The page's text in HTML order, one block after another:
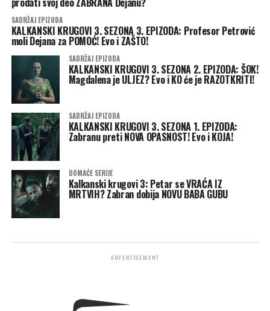
SADRŽAJ EPIZODA
KALKANSKI KRUGOVI 3. SEZONA 3. EPIZODA: Profesor Petrović
moli Dejana za POMOĆ! Evo i ZAŠTO!
SADRŽAJ EPIZODA
KALKANSKI KRUGOVI 3. SEZONA 2. EPIZODA: ŠOK!
Magdalena je ULJEZ? Evo i KO će je RAZOTKRITI!
SADRŽAJ EPIZODA
KALKANSKI KRUGOVI 3. SEZONA 1. EPIZODA:
Zabranu preti NOVA OPASNOST! Evo i KOJA!
DOMAĆE SERIJE
Kalkanski krugovi 3: Petar se VRAĆA IZ
MRTVIH? Zabran dobija NOVU BABA GUBU
ADVERTISEMENT